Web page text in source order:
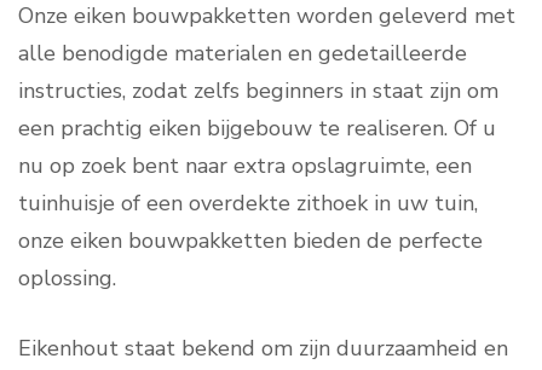
Onze eiken bouwpakketten worden geleverd met
alle benodigde materialen en gedetailleerde
instructies, zodat zelfs beginners in staat zijn om
een prachtig eiken bijgebouw te realiseren. Of u
nu op zoek bent naar extra opslagruimte, een
tuinhuisje of een overdekte zithoek in uw tuin,
onze eiken bouwpakketten bieden de perfecte
oplossing.
Eikenhout staat bekend om zijn duurzaamheid en